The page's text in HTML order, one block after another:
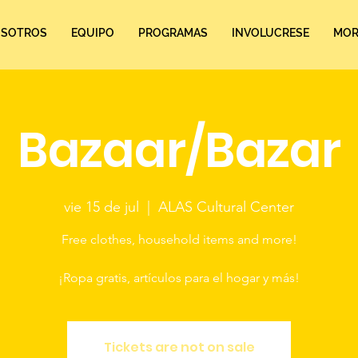
EQUIPO PROGRAMAS INVOLUCRESE
Bazaar/Bazar
vie 15 de jul ALAS Cultural Center
Free clothes, household items and more!
¡Ropa gratis, artículos para el hogar y más!
Tickets are not on sale